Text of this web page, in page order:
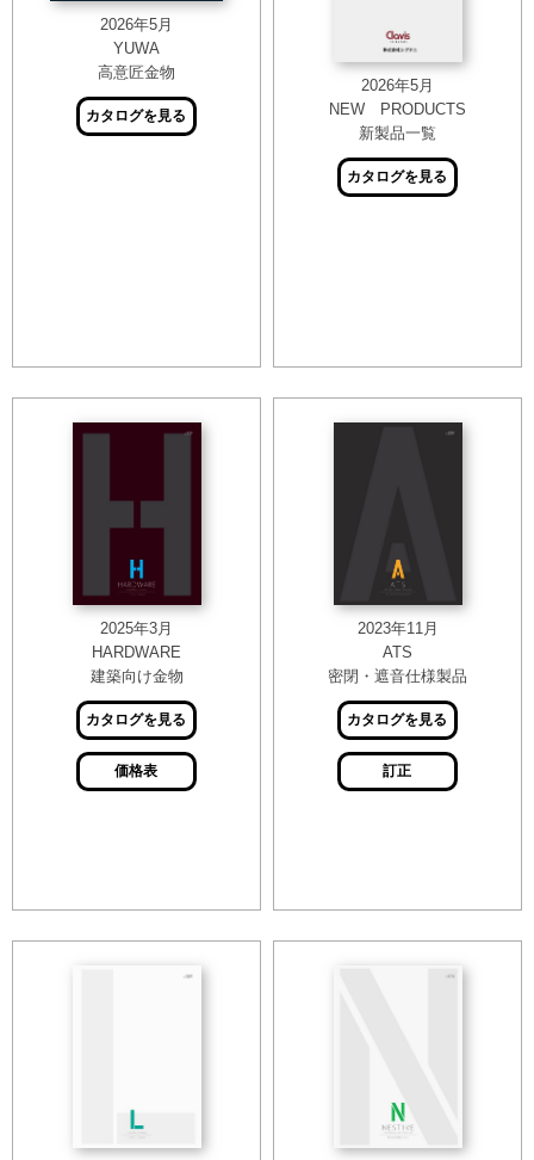
2026年5月
YUWA
高意匠金物
カタログを見る
2026年5月
NEW PRODUCTS
新製品一覧
カタログを見る
2025年3月
HARDWARE
建築向け金物
カタログを見る
価格表
2023年11月
ATS
密閉・遮音仕様製品
カタログを見る
訂正